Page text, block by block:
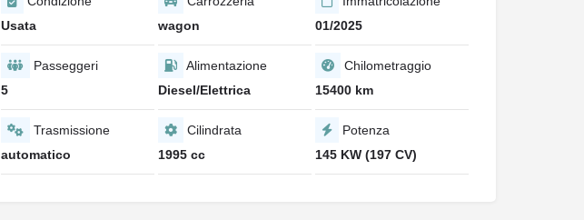
Usata
wagon
01/2025
Passeggeri
5
Alimentazione
Diesel/Elettrica
Chilometraggio
15400 km
Trasmissione
automatico
Cilindrata
1995 cc
Potenza
145 KW (197 CV)